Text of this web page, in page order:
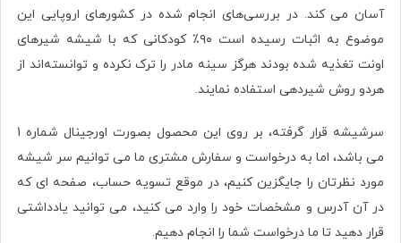
آسان می کند. در بررسی‌های انجام شده در کشورهای‌ اروپایی این
موضوع به اثبات رسیده است ۹۰٪ کودکانی که با شیشه شیرهای
اونت تغذیه شده‌ بودند هرگز سینه مادر را ترک نکرده و توانسته‌اند از
هردو روش شیردهی استفاده نمایند.
سرشیشه قرار گرفته، بر روی این محصول بصورت اورجينال شماره 1
می باشد، اما به درخواست و سفارش مشتری ما می توانیم سر شیشه
مورد نظرتان را جایگزین کنیم، در موقع تسویه حساب، صفحه ای که
در آن آدرس و مشخصات خود را وارد می کنید، می توانید یادداشتی
قرار دهید تا ما درخواست شما را انجام دهیم.